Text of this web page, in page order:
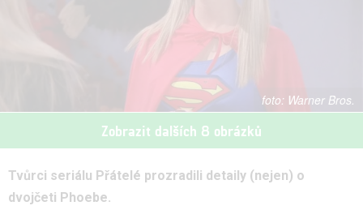
Warner Bros.
Zobrazit dalších 8 obrázků
Tvůrci seriálu Přátelé prozradili detaily (nejen) o
dvojčeti Phoebe.